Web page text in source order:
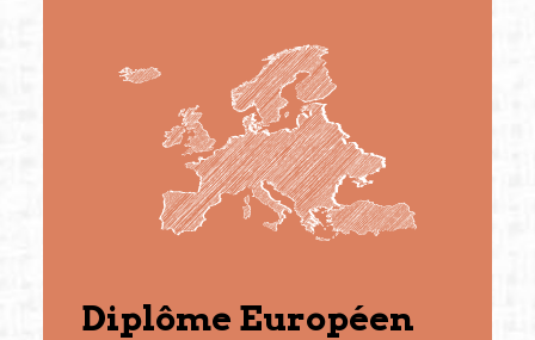
Diplôme Européen